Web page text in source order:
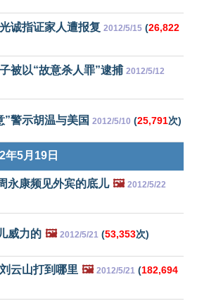
诚指证家人遭报复 2012/5/15 (26,822
被以“故意杀人罪”逮捕 2012/5/12
”警示胡温与美国 2012/5/10 (25,791次)
年5月19日
永康频见外宾的底儿 🖼️ 2012/5/22
威力的 🖼️ 2012/5/21 (53,353次)
云山打到哪里 🖼️ 2012/5/21 (182,694